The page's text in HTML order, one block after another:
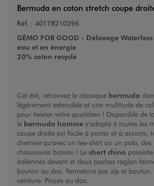
Bermuda en coton stretch coupe
Réf. : 40178210396
GÉMO FOR GOOD - Délavage
eau et en énergie
20% coton recyclé
Cet été, retrouvez le classique bermuda
légèrement extensible et une multitude de
pour twister votre quotidien ! Disponible de
le bermuda hommes’adapte à toutes les
coupe droite est facile à porter et à assortir,
chemise qu'avec un tee-shirt ou un polo, des
chaussures bateau ! Le short chino
italiennes devant et deux poches raglan
bouton au dos. Fermeture par zip et bouton.
ceinture. Pinces au dos.